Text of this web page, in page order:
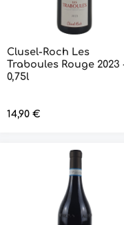
Clusel-Roch Les
Traboules Rouge 2023 -
0,75l
Regulärer Preis:
14,90 €